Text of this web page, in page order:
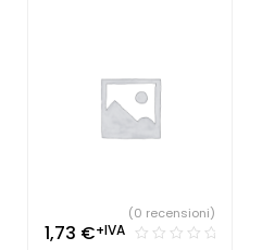
1,73 €+IVA
(0 recensioni)